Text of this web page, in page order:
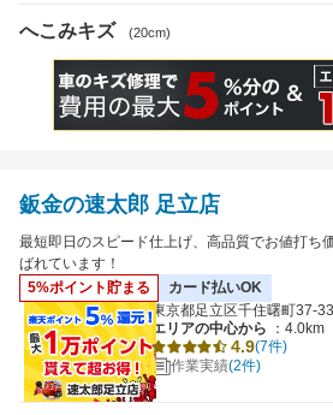
へこみキズ (20cm)
鈑金の速太郎 足立店
最短即日のスピード仕上げ、高品質でお値打ち
ばれています！
5%ポイント貯まる
カード払いOK
東京都足立区千住曙町37-33
エリアの中心から
：4.0km
4.9(7件)
作業実績(2件)